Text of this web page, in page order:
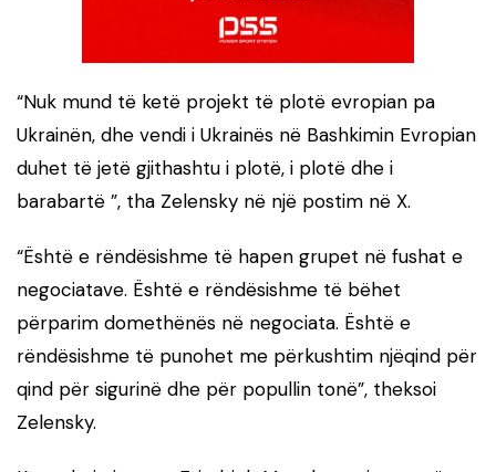
“Nuk mund të ketë projekt të plotë evropian pa
Ukrainën, dhe vendi i Ukrainës në Bashkimin Evropian
duhet të jetë gjithashtu i plotë, i plotë dhe i
barabartë ”, tha Zelensky në një postim në X.
“Është e rëndësishme të hapen grupet në fushat e
negociatave. Është e rëndësishme të bëhet
përparim domethënës në negociata. Është e
rëndësishme të punohet me përkushtim njëqind për
qind për sigurinë dhe për popullin tonë”, theksoi
Zelensky.